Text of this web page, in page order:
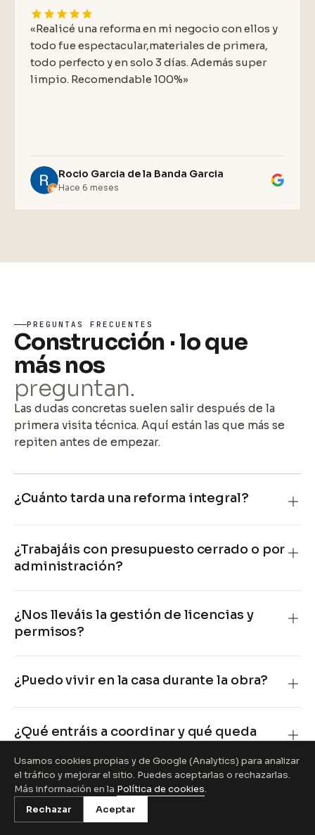
«Realicé una reforma en mi negocio con ellos y
todo fue espectacular,materiales de primera,
todo perfecto y en solo 3 días. Además super
limpio. Recomendable 100%»
Rocio Garcia de la Banda Garcia
Hace 6 meses
PREGUNTAS FRECUENTES
Construcción · lo que
más nos
preguntan.
Las dudas concretas suelen salir después de la
primera visita técnica. Aquí están las que más se
repiten antes de empezar.
¿Cuánto tarda una reforma integral?
¿Trabajáis con presupuesto cerrado o por
administración?
¿Nos lleváis la gestión de licencias y
permisos?
¿Puedo vivir en la casa durante la obra?
¿Qué entráis a coordinar y qué queda
¿Podéis ayudarme a comprar los
materiales más baratos?
Stylo 10 · Estudio
en línea
Usamos cookies propias y de Google (Analytics) para analizar
el tráfico y mejorar el sitio. Puedes aceptarlas o rechazarlas.
Más información en la Política de cookies.
Rechazar
Aceptar